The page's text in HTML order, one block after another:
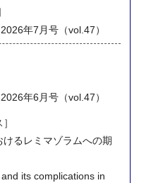
年7月号（vol.47）
年6月号（vol.47）
るレミマゾラムへの期
its complications in